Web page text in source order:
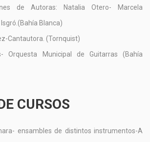
de Autoras: Natalia Otero- Marcela
Blanca)
Cantautora. (Tornquist)
Orquesta Municipal de Guitarras (Bahía
CURSOS
ensambles de distintos instrumentos-A